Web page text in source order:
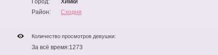
Город:
Химки
Район:
Сходня
Количество просмотров девушки:
За всё время:1273